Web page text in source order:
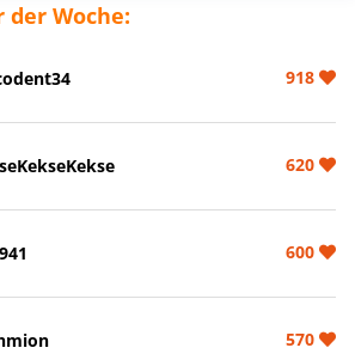
der Woche:
918
620
600
570